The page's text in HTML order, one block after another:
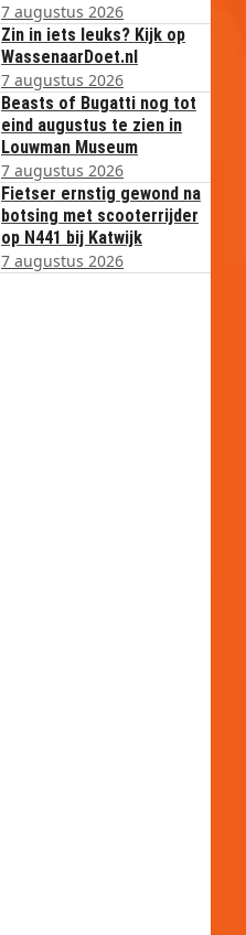
7 augustus 2026
Zin in iets leuks? Kijk op
WassenaarDoet.nl
7 augustus 2026
Beasts of Bugatti nog tot
eind augustus te zien in
Louwman Museum
7 augustus 2026
Fietser ernstig gewond na
botsing met scooterrijder
op N441 bij Katwijk
7 augustus 2026